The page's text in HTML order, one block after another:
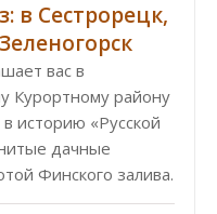
в Сестрорецк,
вас в
Курортному району
историю «Русской
дачные
Финского залива.